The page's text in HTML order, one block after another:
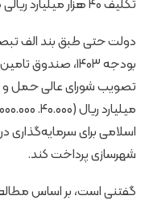
تکلیف ۴۰ هزار میلیارد ریالی صندوق تامین خسارت های‌بدنی
بودجه ۱۴۰۳،
تصویب شورای عالی حمل و
اسلامی برای سرمایه‌گذاری
شهرسازی پرداخت کند.